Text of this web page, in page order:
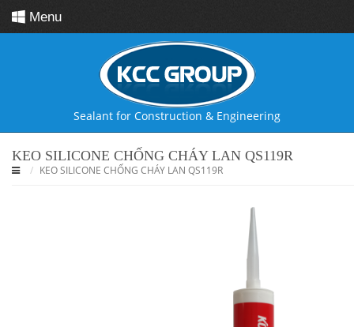
Menu
Sealant for Construction & Engineering
KEO SILICONE CHỐNG CHÁY LAN QS119R
KEO SILICONE CHỐNG CHÁY LAN QS119R